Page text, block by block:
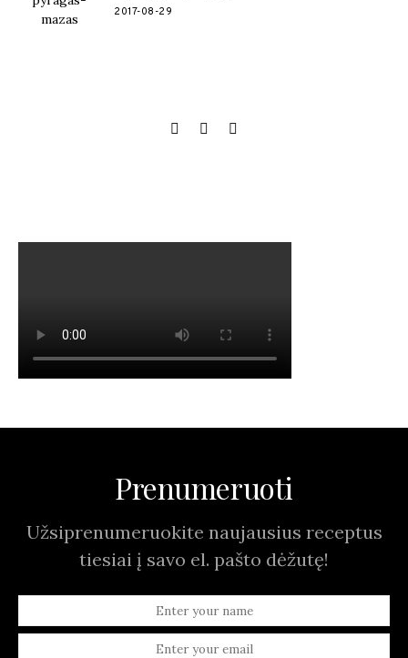
2017-08-29
Prenumeruoti
Užsiprenumeruokite naujausius receptus
tiesiai į savo el. pašto dėžutę!